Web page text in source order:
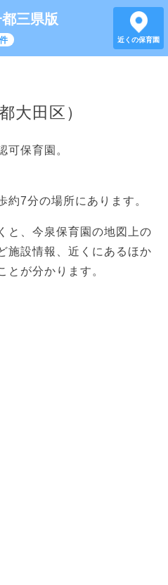
三県版
近くの保育園
大田区）
可保育園。
約7分の場所にあります。
と、今泉保育園の地図上の
施設情報、近くにあるほか
とが分かります。